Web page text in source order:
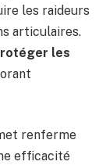
les raideurs
articulaires.
les
renferme
efficacité